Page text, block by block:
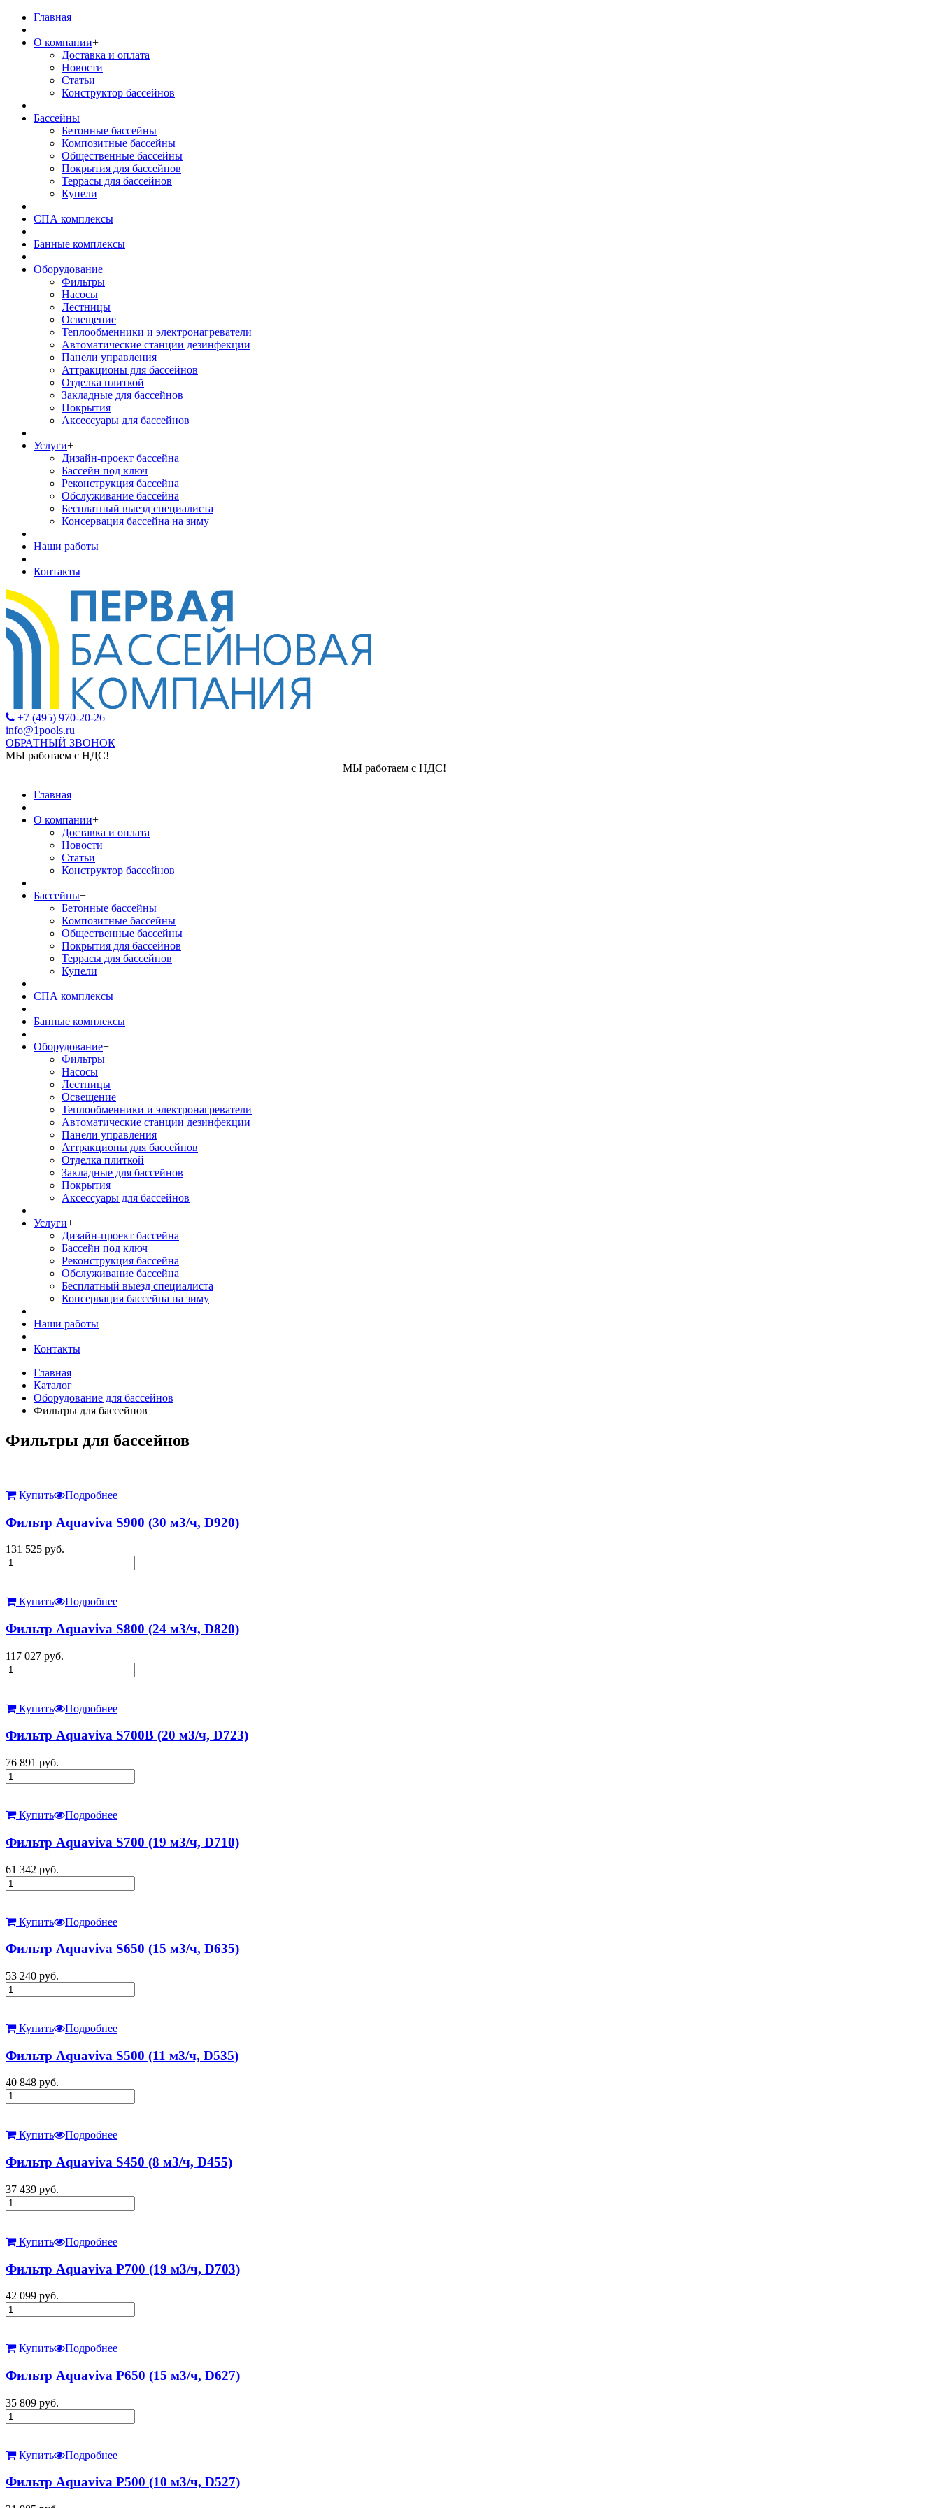
Главная
О компании+
Доставка и оплата
Новости
Статьи
Конструктор бассейнов
Бассейны+
Бетонные бассейны
Композитные бассейны
Общественные бассейны
Покрытия для бассейнов
Террасы для бассейнов
Купели
СПА комплексы
Банные комплексы
Оборудование+
Фильтры
Насосы
Лестницы
Освещение
Теплообменники и электронагреватели
Автоматические станции дезинфекции
Панели управления
Аттракционы для бассейнов
Отделка плиткой
Закладные для бассейнов
Покрытия
Аксессуары для бассейнов
Услуги+
Дизайн-проект бассейна
Бассейн под ключ
Реконструкция бассейна
Обслуживание бассейна
Бесплатный выезд специалиста
Консервация бассейна на зиму
Наши работы
Контакты
+7 (495) 970-20-26
info@1pools.ru
ОБРАТНЫЙ ЗВОНОК
МЫ работаем с НДС!
МЫ работаем с НДС!
Главная
О компании+
Доставка и оплата
Новости
Статьи
Конструктор бассейнов
Бассейны+
Бетонные бассейны
Композитные бассейны
Общественные бассейны
Покрытия для бассейнов
Террасы для бассейнов
Купели
СПА комплексы
Банные комплексы
Оборудование+
Фильтры
Насосы
Лестницы
Освещение
Теплообменники и электронагреватели
Автоматические станции дезинфекции
Панели управления
Аттракционы для бассейнов
Отделка плиткой
Закладные для бассейнов
Покрытия
Аксессуары для бассейнов
Услуги+
Дизайн-проект бассейна
Бассейн под ключ
Реконструкция бассейна
Обслуживание бассейна
Бесплатный выезд специалиста
Консервация бассейна на зиму
Наши работы
Контакты
Главная
Каталог
Оборудование для бассейнов
Фильтры для бассейнов
Фильтры для бассейнов
Купить Подробнее
Фильтр Aquaviva S900 (30 м3/ч, D920)
131 525 руб.
Купить Подробнее
Фильтр Aquaviva S800 (24 м3/ч, D820)
117 027 руб.
Купить Подробнее
Фильтр Aquaviva S700B (20 м3/ч, D723)
76 891 руб.
Купить Подробнее
Фильтр Aquaviva S700 (19 м3/ч, D710)
61 342 руб.
Купить Подробнее
Фильтр Aquaviva S650 (15 м3/ч, D635)
53 240 руб.
Купить Подробнее
Фильтр Aquaviva S500 (11 м3/ч, D535)
40 848 руб.
Купить Подробнее
Фильтр Aquaviva S450 (8 м3/ч, D455)
37 439 руб.
Купить Подробнее
Фильтр Aquaviva P700 (19 м3/ч, D703)
42 099 руб.
Купить Подробнее
Фильтр Aquaviva P650 (15 м3/ч, D627)
35 809 руб.
Купить Подробнее
Фильтр Aquaviva P500 (10 м3/ч, D527)